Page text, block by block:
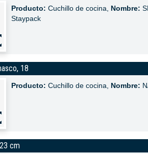
Producto: Cuchillo de cocina, Nombre:
Staypack
18
Producto: Cuchillo de cocina, Nombre:
cm